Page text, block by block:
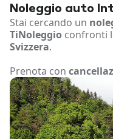
Noleggio auto
Stai cercando un
TiNoleggio confronti
Svizzera.
Prenota con